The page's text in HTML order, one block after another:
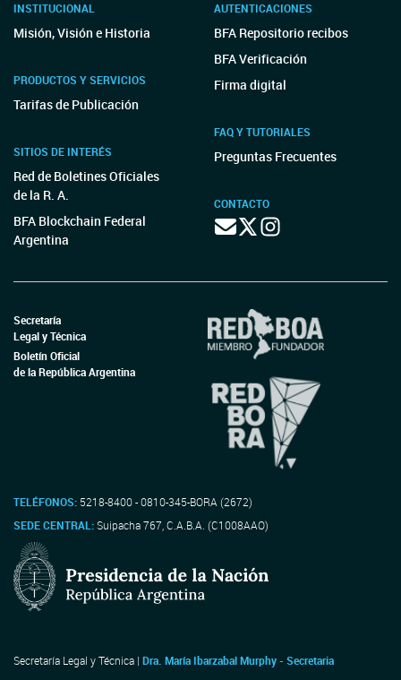
INSTITUCIONAL
Misión, Visión e Historia
PRODUCTOS Y SERVICIOS
Tarifas de Publicación
SITIOS DE INTERÉS
Red de Boletines Oficiales
de la R. A.
BFA Blockchain Federal
Argentina
AUTENTICACIONES
BFA Repositorio recibos
BFA Verificación
Firma digital
FAQ Y TUTORIALES
Preguntas Frecuentes
CONTACTO
Secretaría
Legal y Técnica
Boletín Oficial
de la República Argentina
TELÉFONOS: 5218-8400 - 0810-345-BORA (2672)
SEDE CENTRAL:Suipacha 767, C.A.B.A. (C1008AAO)
Secretaría Legal y Técnica | Dra. María Ibarzabal Murphy - Secretaria